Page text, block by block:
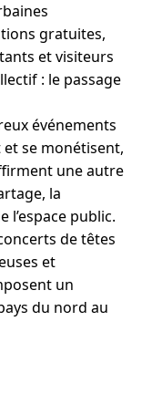
gratuites,
et visiteurs
: le passage
événements
se monétisent,
une autre
la
l’espace public.
de têtes
et
un
du nord au